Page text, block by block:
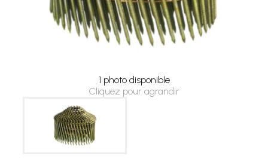
1 photo disponible
Cliquez pour agrandir